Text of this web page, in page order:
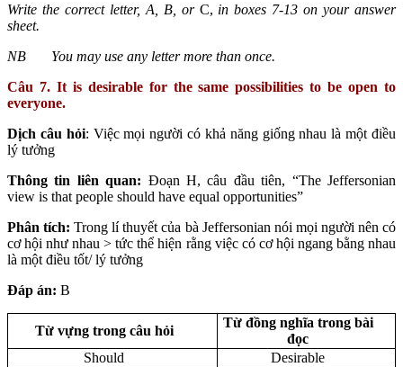
Write the correct letter, A, B, or C, in boxes 7-13 on your answer
sheet.
NB
You may use any letter more than once.
Câu 7. It is desirable for the same possibilities to be open to
everyone.
Dịch câu hỏi: Việc mọi người có khả năng giống nhau là một điều
lý tưởng
Thông tin liên quan: Đoạn H, câu đầu tiên, “The Jeffersonian
view is that people should have equal opportunities”
Phân tích: Trong lí thuyết của bà Jeffersonian nói mọi người nên có
cơ hội như nhau > tức thể hiện rằng việc có cơ hội ngang bằng nhau
là một điều tốt/ lý tưởng
Đáp án: B
Từ vựng trong câu hỏi
Từ đồng nghĩa trong bài
đọc
Should
Desirable